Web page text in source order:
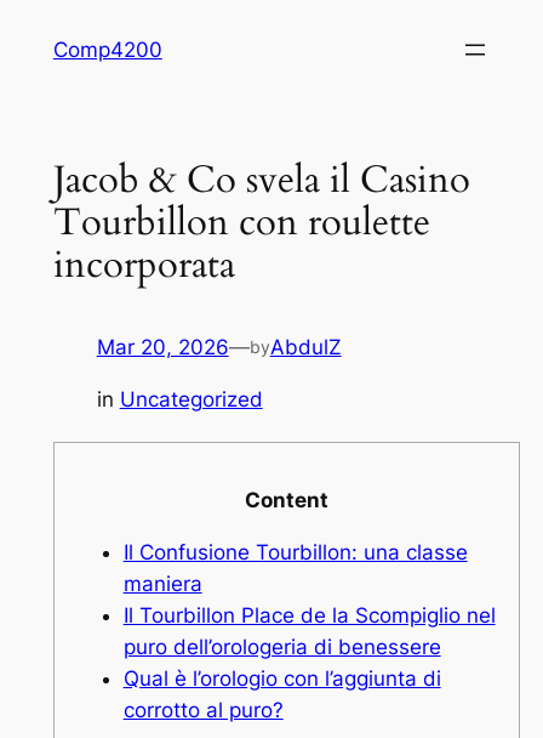
Comp4200
Jacob & Co svela il Casino
Tourbillon con roulette
incorporata
Mar 20, 2026—byAbdulZ
in Uncategorized
Content
Il Confusione Tourbillon: una classe
maniera
Il Tourbillon Place de la Scompiglio nel
puro dell’orologeria di benessere
Qual è l’orologio con l’aggiunta di
corrotto al puro?